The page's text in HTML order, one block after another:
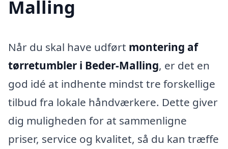
Malling
Når du skal have udført montering af
tørretumbler i Beder-Malling, er det en
god idé at indhente mindst tre forskellige
tilbud fra lokale håndværkere. Dette giver
dig muligheden for at sammenligne
priser, service og kvalitet, så du kan træffe